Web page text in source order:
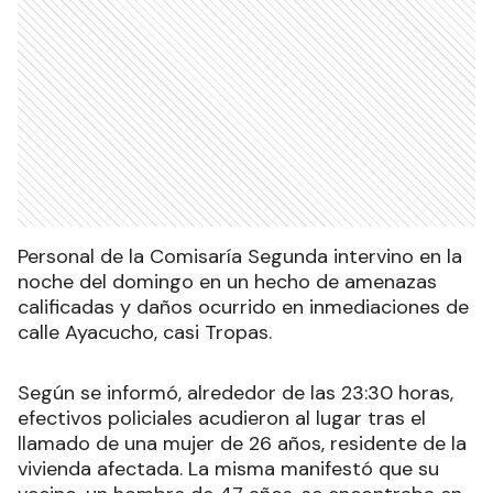
Personal de la Comisaría Segunda intervino en la
noche del domingo en un hecho de amenazas
calificadas y daños ocurrido en inmediaciones de
calle Ayacucho, casi Tropas.
Según se informó, alrededor de las 23:30 horas,
efectivos policiales acudieron al lugar tras el
llamado de una mujer de 26 años, residente de la
vivienda afectada. La misma manifestó que su